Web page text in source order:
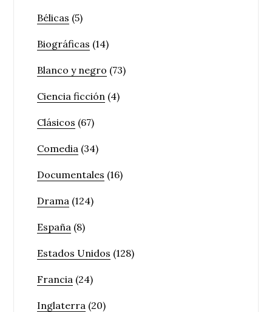
Bélicas (5)
Biográficas (14)
Blanco y negro (73)
Ciencia ficción (4)
Clásicos (67)
Comedia (34)
Documentales (16)
Drama (124)
España (8)
Estados Unidos (128)
Francia (24)
Inglaterra (20)